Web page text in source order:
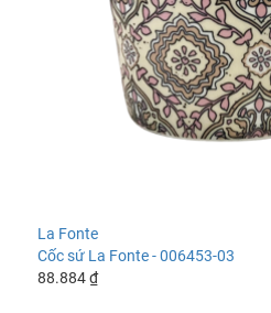
La Fonte
Cốc sứ La Fonte - 006453-03
88.884 ₫